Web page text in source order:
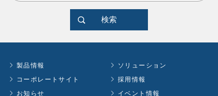
検索
製品情報
ソリューション
コーポレートサイト
採用情報
お知らせ
イベント情報